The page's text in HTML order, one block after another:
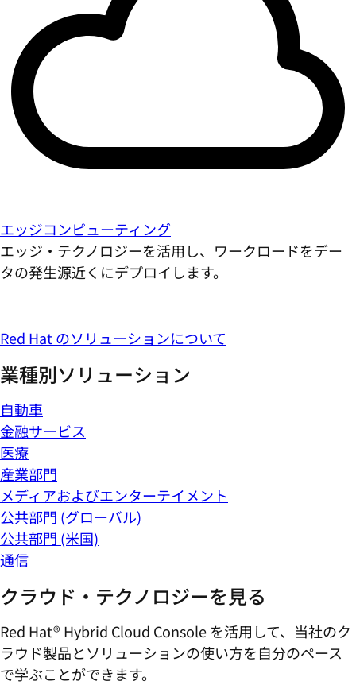
エッジコンピューティング
エッジ・テクノロジーを活用し、ワークロードをデー
タの発生源近くにデプロイします。
Red Hat のソリューションについて
業種別ソリューション
自動車
金融サービス
医療
産業部門
メディアおよびエンターテイメント
公共部門 (グローバル)
公共部門 (米国)
通信
クラウド・テクノロジーを見る
Red Hat® Hybrid Cloud Console を活用して、当社のク
ラウド製品とソリューションの使い方を自分のペース
で学ぶことができます。